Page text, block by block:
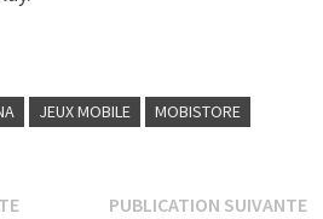
JEUX MOBILE MOBISTORE
PublicationPUBLICATION SUIVANTE